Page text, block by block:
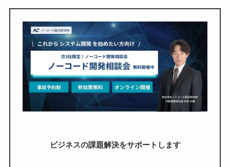
ビジネスの課題解決をサポートします